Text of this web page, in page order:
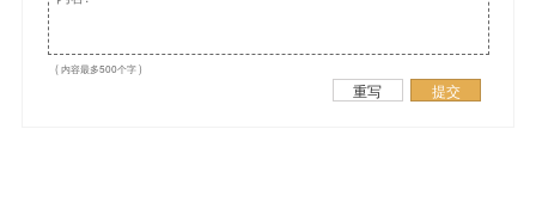
( 内容最多500个字 )
重写 提交